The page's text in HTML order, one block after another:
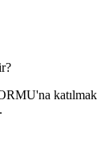
katılmak
.